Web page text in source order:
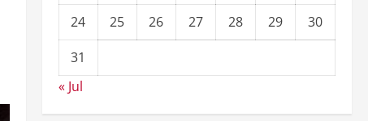
24
25 26 27 28 29
30
31
« Jul